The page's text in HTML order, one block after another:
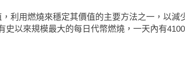
利用燃燒來穩定其價值的主要方法之一，以減
史以來規模最大的每日代幣燃燒，一天內有